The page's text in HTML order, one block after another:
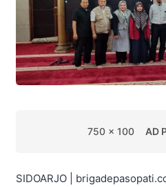
750 x 100 AD
SIDOARJO |